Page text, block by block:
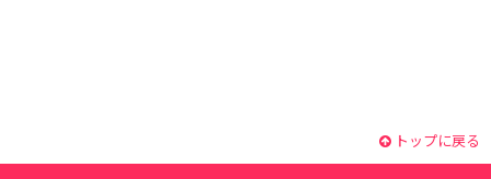
トップに戻る